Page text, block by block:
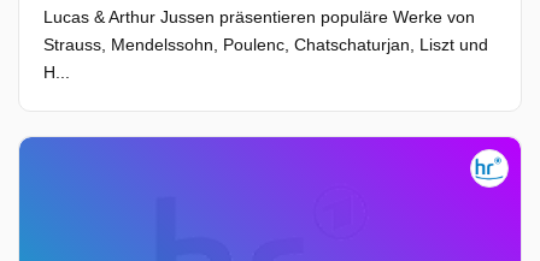
Lucas & Arthur Jussen präsentieren populäre Werke von
Strauss, Mendelssohn, Poulenc, Chatschaturjan, Liszt und
H...